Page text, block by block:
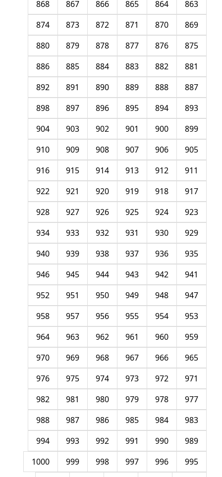
863
864
865
866
867
868
869
870
871
872
873
874
875
876
877
878
879
880
881
882
883
884
885
886
887
888
889
890
891
892
893
894
895
896
897
898
899
900
901
902
903
904
905
906
907
908
909
910
911
912
913
914
915
916
917
918
919
920
921
922
923
924
925
926
927
928
929
930
931
932
933
934
935
936
937
938
939
940
941
942
943
944
945
946
947
948
949
950
951
952
953
954
955
956
957
958
959
960
961
962
963
964
965
966
967
968
969
970
971
972
973
974
975
976
977
978
979
980
981
982
983
984
985
986
987
988
989
990
991
992
993
994
995
996
997
998
999
1000